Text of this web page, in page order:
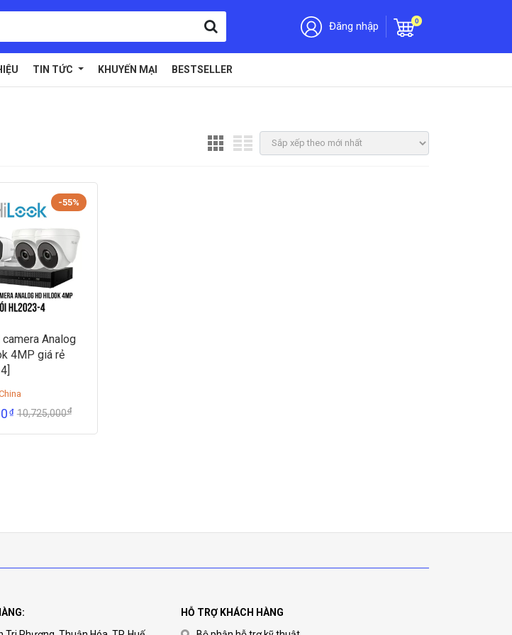
Đăng nhập 0
TIN TỨC KHUYẾN MẠI BESTSELLER
-55%
Analog
4MP giá rẻ
₫ 10,725,000₫
HỖ TRỢ KHÁCH HÀNG